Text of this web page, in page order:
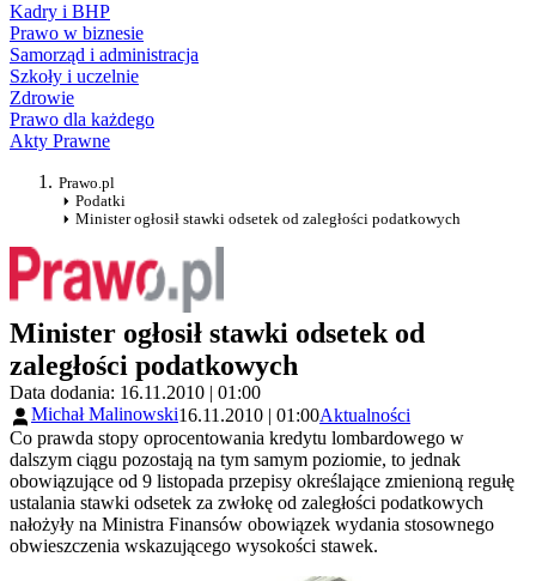
Kadry i BHP
Prawo w biznesie
Samorząd i administracja
Szkoły i uczelnie
Zdrowie
Prawo dla każdego
Akty Prawne
Prawo.pl
Podatki
Minister ogłosił stawki odsetek od zaległości podatkowych
Minister ogłosił stawki odsetek od
zaległości podatkowych
Data dodania: 16.11.2010 | 01:00
Michał Malinowski16.11.2010 | 01:00Aktualności
Co prawda stopy oprocentowania kredytu lombardowego w
dalszym ciągu pozostają na tym samym poziomie, to jednak
obowiązujące od 9 listopada przepisy określające zmienioną regułę
ustalania stawki odsetek za zwłokę od zaległości podatkowych
nałożyły na Ministra Finansów obowiązek wydania stosownego
obwieszczenia wskazującego wysokości stawek.